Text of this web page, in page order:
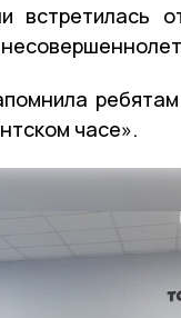
часе».